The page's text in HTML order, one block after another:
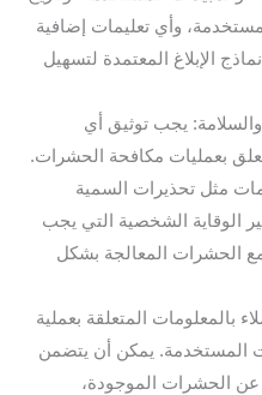
وأي تعليمات إضافية
الإبلاغ المعتمدة لتسهيل
يجب توثيق أي
بعمليات مكافحة الحشرات.
مثل تحذيرات السمية
الوقاية الشخصية التي يجب
مع الحشرات المعالجة بشكل
بالمعلومات المتعلقة بعملية
المستخدمة. يمكن أن يتضمن
الحشرات الموجودة،